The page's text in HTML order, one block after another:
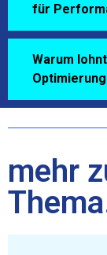
für
Warum
mehr